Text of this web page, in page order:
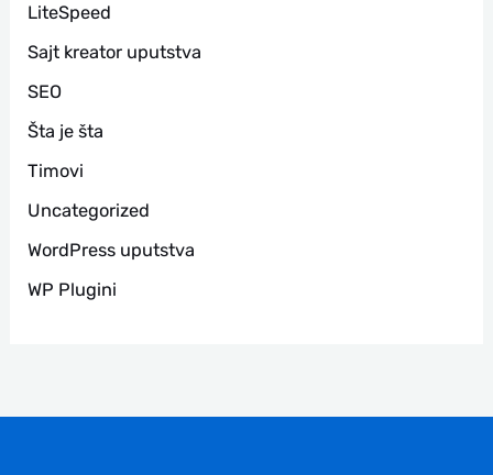
LiteSpeed
Sajt kreator uputstva
SEO
Šta je šta
Timovi
Uncategorized
WordPress uputstva
WP Plugini